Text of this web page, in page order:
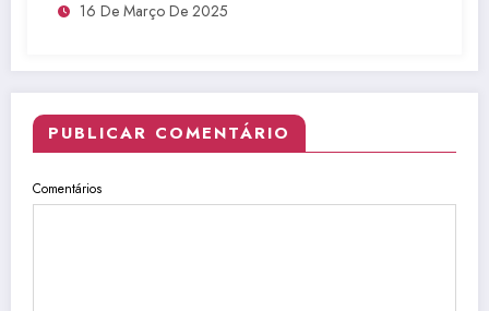
16 De Março De 2025
PUBLICAR COMENTÁRIO
Comentários